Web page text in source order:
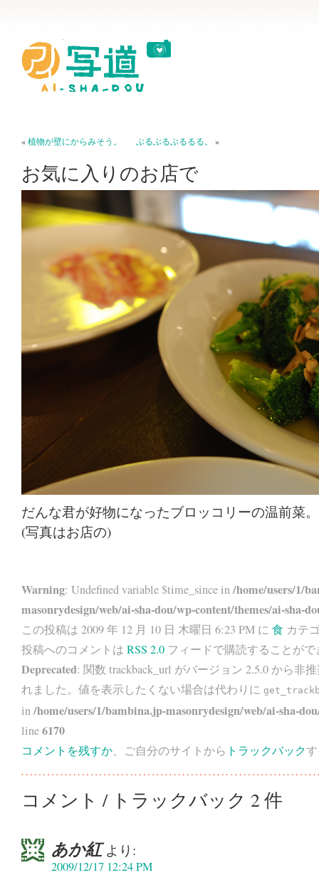
«植物が壁にからみそう。 ぶるぶるぶるるる。 »
お気に入りのお店で
だんな君が好物になったブロッコリーの温前菜
(写真はお店の)
Warning: Undefined variable $time_since in/home/users/1/
masonrydesign/web/ai-sha-dou/wp-content/themes/ai-sha-
この投稿は 2009 年 12 月 10 日 木曜日 6:23 PM に 食 カテ
投稿へのコメントは RSS 2.0 フィードで購読することが
Deprecated: 関数 trackback_url がバージョン 2.5.0 から非
れました。値を表示したくない場合は代わりに
in/home/users/1/bambina.jp-masonrydesign/web/ai-sha-
line6170
コメントを残すか、ご自分のサイトから トラックバック
コメント / トラックバック 2 件
あか紅 より:
2009/12/17 12:24 PM